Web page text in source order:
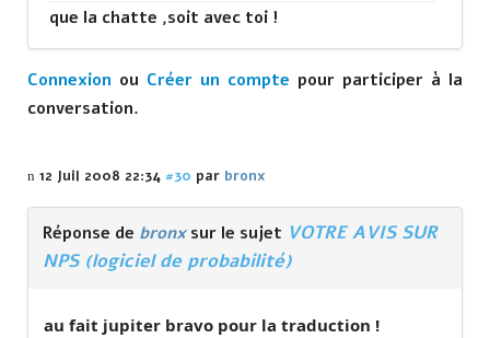
que la chatte ,soit avec toi !
Connexion ou Créer un compte pour participer à la
conversation.
12 Juil 2008 22:34 #30 par bronx
Réponse de bronxsur le sujet VOTRE AVIS SUR
NPS (logiciel de probabilité)
au fait jupiter bravo pour la traduction !